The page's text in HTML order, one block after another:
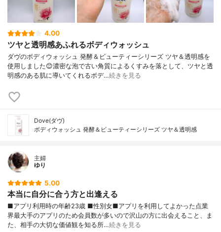
4.00
ツヤと透明感あふれるボディウォッシュ
ダヴのボディウォッシュ 発酵＆ビューティーシリーズ ツヤ＆透明感を
使用しました😊濃密な泡で古い角質によるくすみを落として、ツヤと透
明感のある肌に導いてくれるボデ…続きを見る
Dove(ダヴ)
ボディウォッシュ 発酵＆ビューティーシリーズ ツヤ＆透明感
主婦
ゆり
5.00
本当に自分に合う方と出逢える
■アプリ利用時の年齢23歳 ■性別女■アプリを利用してよかった点業
界最大手のアプリのため会員数が多いので沢山の方に出会えること、ま
た、相手の大切な価値観を知る所…続きを見る